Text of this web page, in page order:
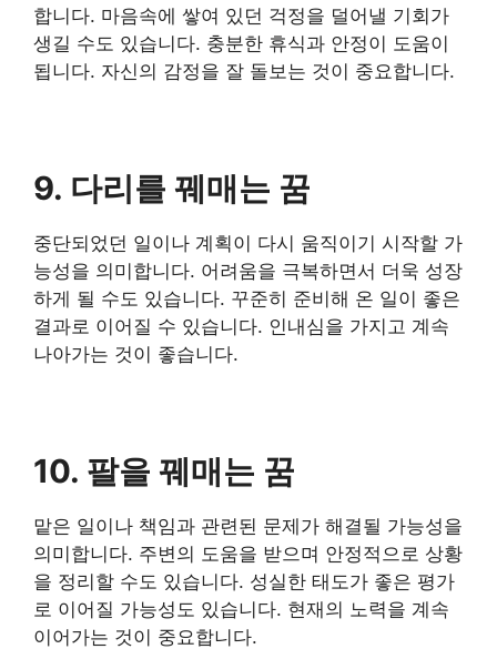
합니다. 마음속에 쌓여 있던 걱정을 덜어낼 기회가
생길 수도 있습니다. 충분한 휴식과 안정이 도움이
됩니다. 자신의 감정을 잘 돌보는 것이 중요합니다.
9. 다리를 꿰매는 꿈
중단되었던 일이나 계획이 다시 움직이기 시작할 가
능성을 의미합니다. 어려움을 극복하면서 더욱 성장
하게 될 수도 있습니다. 꾸준히 준비해 온 일이 좋은
결과로 이어질 수 있습니다. 인내심을 가지고 계속
나아가는 것이 좋습니다.
10. 팔을 꿰매는 꿈
맡은 일이나 책임과 관련된 문제가 해결될 가능성을
의미합니다. 주변의 도움을 받으며 안정적으로 상황
을 정리할 수도 있습니다. 성실한 태도가 좋은 평가
로 이어질 가능성도 있습니다. 현재의 노력을 계속
이어가는 것이 중요합니다.